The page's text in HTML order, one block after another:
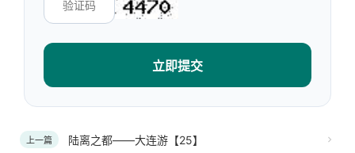
立即提交
上一篇 陆离之都——大连游【25】